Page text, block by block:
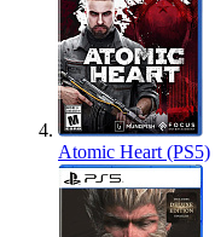
Atomic Heart (PS5)